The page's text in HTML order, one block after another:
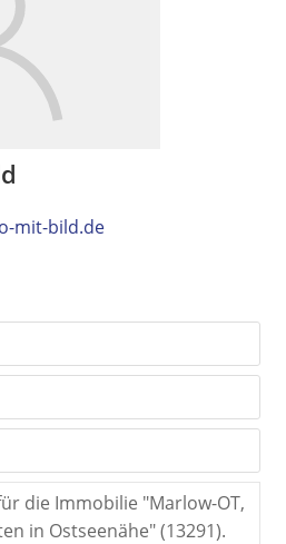
mit-bild.de